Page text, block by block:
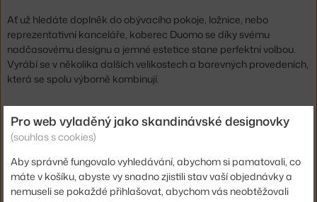
Ať už hledáte doplněk do obývacího pokoje, ložnice, nebo
reprezentativní kanceláře, koberec Duomo se díky svému
nadčasovému designu a jemné estetice stane perfektní volbou.
Vyrábí se v několika dalších velikostech a barevných provedeních,
která se spolu výborně kombinují.
Délka:
300 cm
Šířka:
Typ / rozměr koberce:
200x300 cm
Barva:
cihlová
Pro web vyladěný jako skandinávské designovky
(souhlas s cookies)
Aby správně fungovalo vyhledávání, abychom si pamatovali, co
máte v košíku, abyste vy snadno zjistili stav vaší objednávky a
nemuseli se pokaždé přihlašovat, abychom vás neobtěžovali